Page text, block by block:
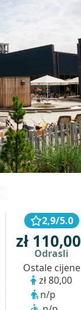
2,9/5.0
zł 110,00
Odrasli
Ostale cijene
zł 80,00
n/p